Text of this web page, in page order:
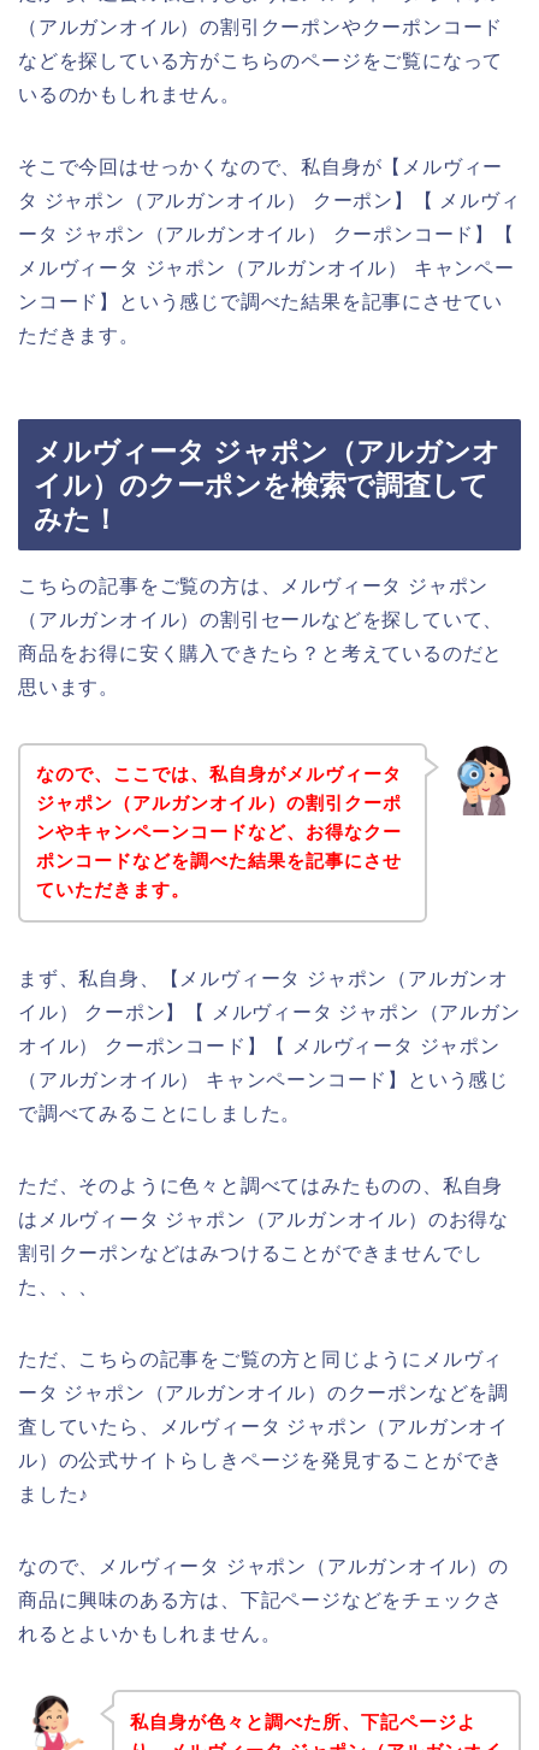
（アルガンオイル）の割引クーポンやクーポンコード
などを探している方がこちらのページをご覧になって
いるのかもしれません。
そこで今回はせっかくなので、私自身が【メルヴィー
タ ジャポン（アルガンオイル） クーポン】【 メルヴィ
ータ ジャポン（アルガンオイル） クーポンコード】【
メルヴィータ ジャポン（アルガンオイル） キャンペー
ンコード】という感じで調べた結果を記事にさせてい
ただきます。
メルヴィータ ジャポン（アルガンオ
イル）のクーポンを検索で調査して
みた！
こちらの記事をご覧の方は、メルヴィータ ジャポン
（アルガンオイル）の割引セールなどを探していて、
商品をお得に安く購入できたら？と考えているのだと
思います。
なので、ここでは、私自身がメルヴィータ
ジャポン（アルガンオイル）の割引クーポ
ンやキャンペーンコードなど、お得なクー
ポンコードなどを調べた結果を記事にさせ
ていただきます。
まず、私自身、【メルヴィータ ジャポン（アルガンオ
イル） クーポン】【 メルヴィータ ジャポン（アルガン
オイル） クーポンコード】【 メルヴィータ ジャポン
（アルガンオイル） キャンペーンコード】という感じ
で調べてみることにしました。
ただ、そのように色々と調べてはみたものの、私自身
はメルヴィータ ジャポン（アルガンオイル）のお得な
割引クーポンなどはみつけることができませんでし
た、、、
ただ、こちらの記事をご覧の方と同じようにメルヴィ
ータ ジャポン（アルガンオイル）のクーポンなどを調
査していたら、メルヴィータ ジャポン（アルガンオイ
ル）の公式サイトらしきページを発見することができ
ました♪
なので、メルヴィータ ジャポン（アルガンオイル）の
商品に興味のある方は、下記ページなどをチェックさ
れるとよいかもしれません。
私自身が色々と調べた所、下記ページよ